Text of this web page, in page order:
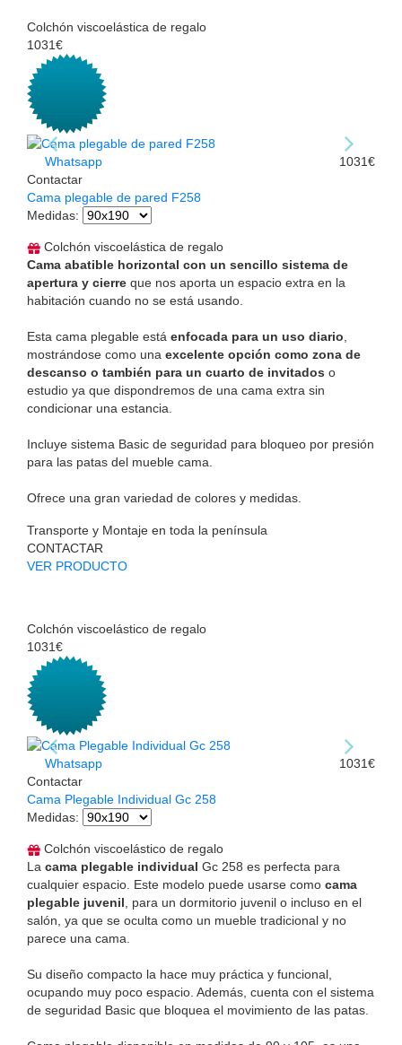
Colchón viscoelástica de regalo
1031€
Whatsapp
Contactar
1031€
Cama plegable de pared F258
Medidas:
Colchón viscoelástica de regalo
Cama abatible horizontal con un sencillo sistema de
apertura y cierre que nos aporta un espacio extra en la
habitación cuando no se está usando.
Esta cama plegable está enfocada para un uso diario
mostrándose como una excelente opción como zona de
descanso o también para un cuarto de invitados o
estudio ya que dispondremos de una cama extra sin
condicionar una estancia.
Incluye sistema Basic de seguridad para bloqueo por presión
para las patas del mueble cama.
Ofrece una gran variedad de colores y medidas.
Transporte y Montaje en toda la península
CONTACTAR
VER PRODUCTO
Colchón viscoelástico de regalo
1031€
Whatsapp
Contactar
1031€
Cama Plegable Individual Gc 258
Medidas:
Colchón viscoelástico de regalo
La cama plegable individual Gc 258 es perfecta para
cualquier espacio. Este modelo puede usarse como cama
plegable juvenil, para un dormitorio juvenil o incluso en el
salón, ya que se oculta como un mueble tradicional y no
parece una cama.
Su diseño compacto la hace muy práctica y funcional,
ocupando muy poco espacio. Además, cuenta con el sistema
de seguridad Basic que bloquea el movimiento de las patas.